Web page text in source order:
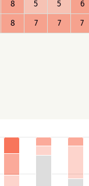
8 5 5 6
8 7 7 7